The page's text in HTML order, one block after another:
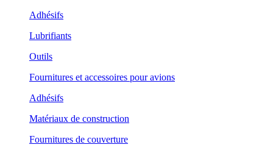
Adhésifs
Lubrifiants
Outils
Fournitures et accessoires pour avions
Adhésifs
Matériaux de construction
Fournitures de couverture